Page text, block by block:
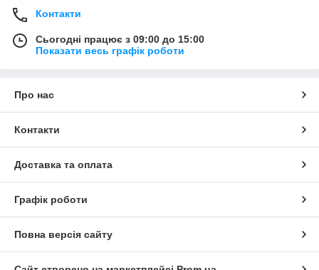
Контакти
Сьогодні працює з 09:00 до 15:00
Показати весь графік роботи
Про нас
Контакти
Доставка та оплата
Графік роботи
Повна версія сайту